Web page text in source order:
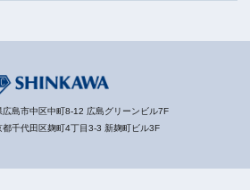
広島市中区中町8-12 広島グリーンビル7F
都千代田区麹町4丁目3-3 新麹町ビル3F